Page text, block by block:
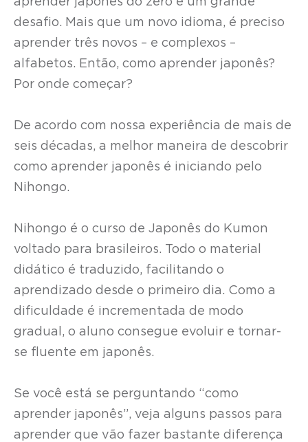
desafio. Mais que um novo idioma, é preciso
aprender três novos – e complexos –
alfabetos. Então, como aprender japonês?
Por onde começar?
De acordo com nossa experiência de mais de
seis décadas, a melhor maneira de descobrir
como aprender japonês é iniciando pelo
Nihongo.
Nihongo é o curso de Japonês do Kumon
voltado para brasileiros. Todo o material
didático é traduzido, facilitando o
aprendizado desde o primeiro dia. Como a
dificuldade é incrementada de modo
gradual, o aluno consegue evoluir e tornar-
se fluente em japonês.
Se você está se perguntando “como
aprender japonês”, veja alguns passos para
aprender que vão fazer bastante diferença